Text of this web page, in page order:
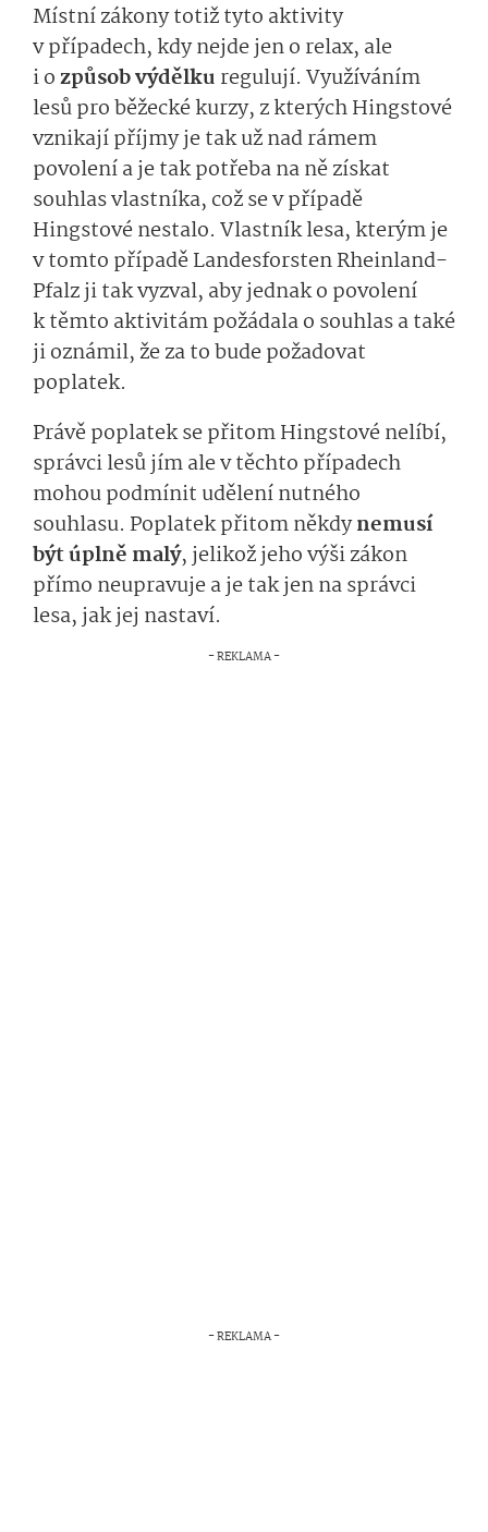
Místní zákony totiž tyto aktivity
v případech, kdy nejde jen o relax, ale
i ozpůsob výdělku regulují. Využíváním
lesů pro běžecké kurzy, z kterých Hingstové
vznikají příjmy je tak už nad rámem
povolení a je tak potřeba na ně získat
souhlas vlastníka, což se v případě
Hingstové nestalo. Vlastník lesa, kterým je
v tomto případě Landesforsten Rheinland-
Pfalz ji tak vyzval, aby jednak o povolení
k těmto aktivitám požádala o souhlas a také
ji oznámil, že za to bude požadovat
poplatek.
Právě poplatek se přitom Hingstové nelíbí,
správci lesů jím ale v těchto případech
mohou podmínit udělení nutného
souhlasu. Poplatek přitom někdynemusí
být úplně malý, jelikož jeho výši zákon
přímo neupravuje a je tak jen na správci
lesa, jak jej nastaví.